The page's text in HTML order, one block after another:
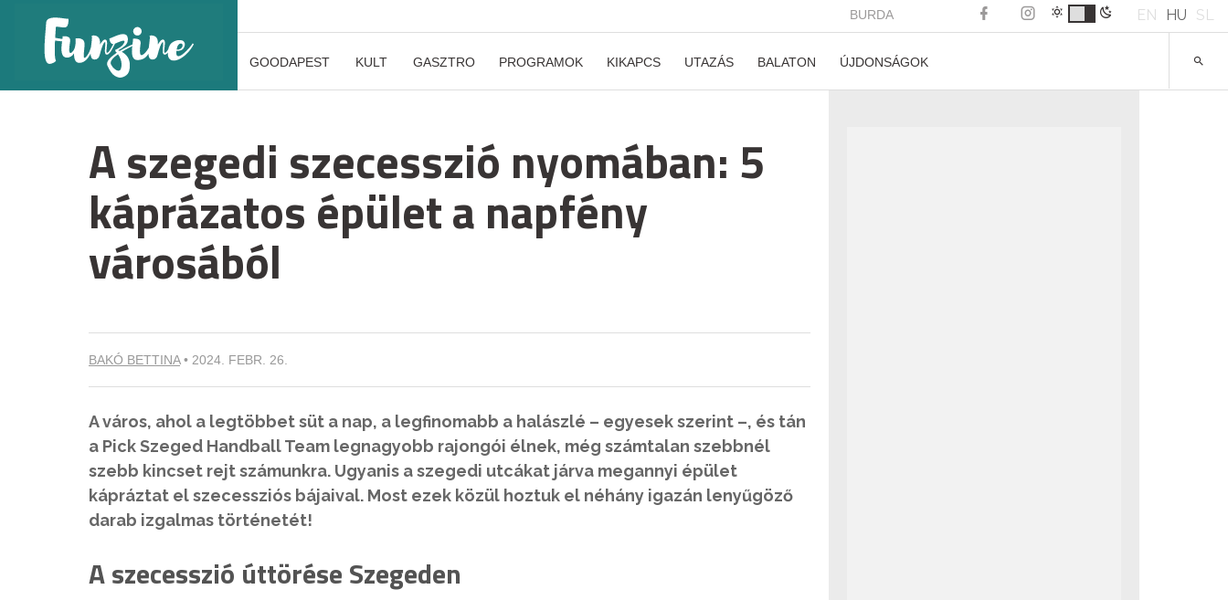
BURDA EN HU SL
GOODAPEST KULT GASZTRO PROGRAMOK KIKAPCS UTAZÁS BALATON ÚJDONSÁGOK
A szegedi szecesszió nyomában: 5
káprázatos épület a napfény
városából
BAKÓ BETTINA• 2024. FEBR. 26.
A város, ahol a legtöbbet süt a nap, a legfinomabb a halászlé – egyesek szerint –, és tán
a Pick Szeged Handball Team legnagyobb rajongói élnek, még számtalan szebbnél
szebb kincset rejt számunkra. Ugyanis a szegedi utcákat járva megannyi épület
kápráztat el szecessziós bájaival. Most ezek közül hoztuk el néhány igazán lenyűgöző
darab izgalmas történetét!
A szecesszió úttörése Szegeden